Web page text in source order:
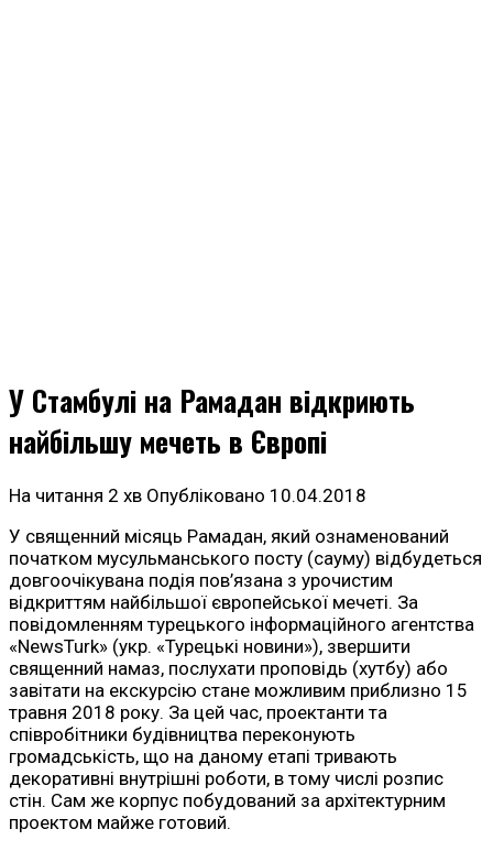
У Стамбулі на Рамадан відкриють
найбільшу мечеть в Європі
На читання 2 хв Опубліковано 10.04.2018
У священний місяць Рамадан, який ознаменований
початком мусульманського посту (сауму) відбудеться
довгоочікувана подія пов’язана з урочистим
відкриттям найбільшої європейської мечеті. За
повідомленням турецького інформаційного агентства
«NewsTurk» (укр. «Турецькі новини»), звершити
священний намаз, послухати проповідь (хутбу) або
завітати на екскурсію стане можливим приблизно 15
травня 2018 року. За цей час, проектанти та
співробітники будівництва переконують
громадськість, що на даному етапі тривають
декоративні внутрішні роботи, в тому числі розпис
стін. Сам же корпус побудований за архітектурним
проектом майже готовий.